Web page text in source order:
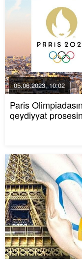
05.06.2023, 10:02
Paris
qeydiyyat